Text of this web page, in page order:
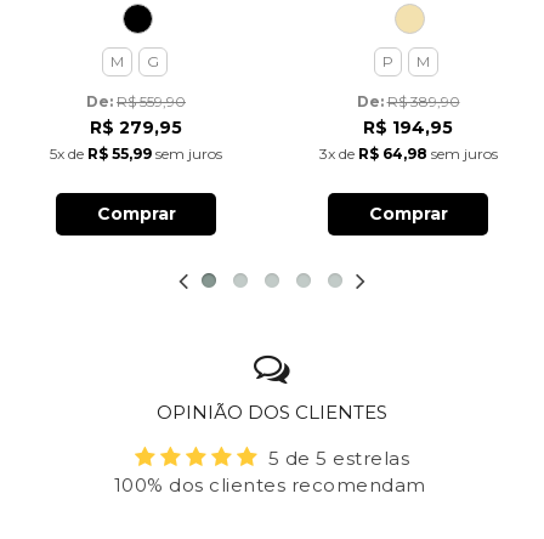
M G
De: R$ 559,90
R$ 279,95
5x de R$ 55,99 sem juros
Comprar
P M
De: R$ 389,90
R$ 194,95
3xde R$ 64,98 sem juros
Comprar
OPINIÃO DOS CLIENTES
5 de 5 estrelas
100% dos clientes recomendam